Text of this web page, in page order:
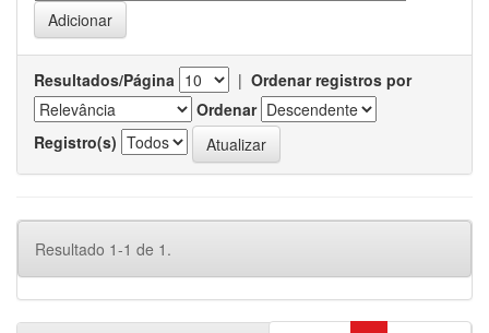
Resultados/Página | Ordenar registros por
Ordenar
Registro(s)
Resultado 1-1 de 1.